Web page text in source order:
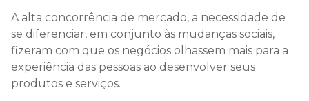
A alta concorrência de mercado, a necessidade de
se diferenciar, em conjunto às mudanças sociais,
fizeram com que os negócios olhassem mais para a
experiência das pessoas ao desenvolver seus
produtos e serviços.